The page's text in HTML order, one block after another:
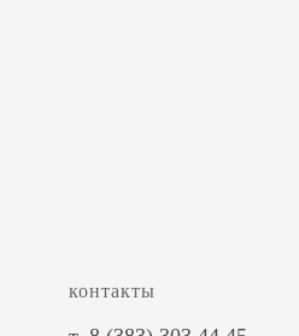
контакты